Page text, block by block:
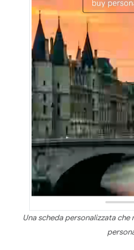
Una scheda personalizzata